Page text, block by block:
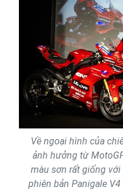
Về ngoại hình của
ảnh hưởng từ
màu sơn rất giống
phiên bản Panigale